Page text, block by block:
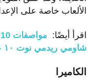
الألعاب خاصة على
اقرأ أيضًا:
شاومي ريدمي نوت ١٠ عيوب مميزات
الكاميرا